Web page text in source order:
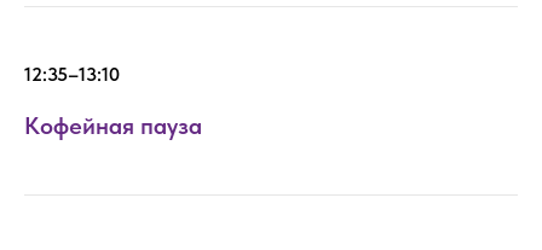
12:35–13:10
Кофейная пауза